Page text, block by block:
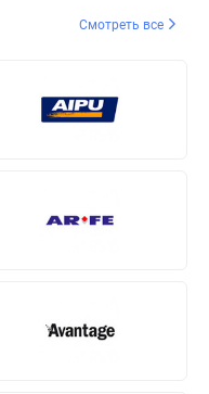
Смотреть все